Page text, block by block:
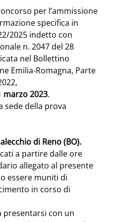
per l’ammissione
specifica in
2025 indetto con
n. 2047 del 28
nel Bollettino
Emilia-Romagna, Parte
marzo 2023.
sede della prova
di Reno (BO).
a partire dalle ore
allegato al presente
essere muniti di
in corso di
presentarsi con un